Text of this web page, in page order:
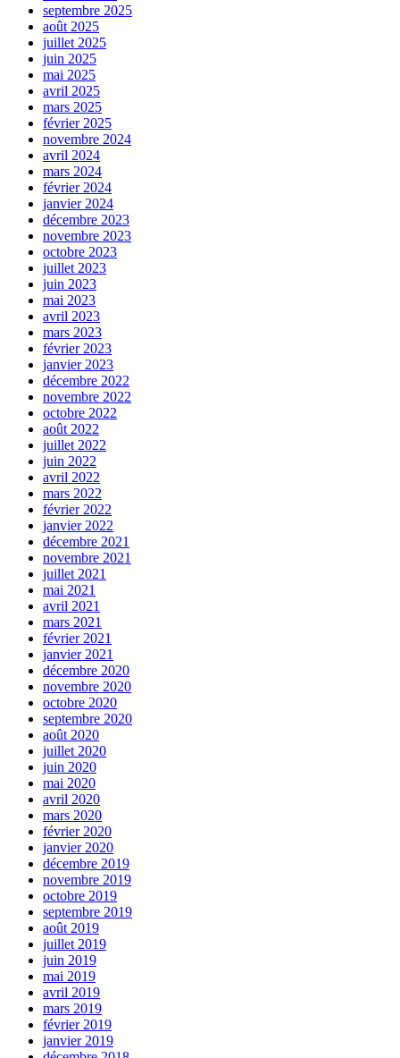
septembre 2025
août 2025
juillet 2025
juin 2025
mai 2025
avril 2025
mars 2025
février 2025
novembre 2024
avril 2024
mars 2024
février 2024
janvier 2024
décembre 2023
novembre 2023
octobre 2023
juillet 2023
juin 2023
mai 2023
avril 2023
mars 2023
février 2023
janvier 2023
décembre 2022
novembre 2022
octobre 2022
août 2022
juillet 2022
juin 2022
avril 2022
mars 2022
février 2022
janvier 2022
décembre 2021
novembre 2021
juillet 2021
mai 2021
avril 2021
mars 2021
février 2021
janvier 2021
décembre 2020
novembre 2020
octobre 2020
septembre 2020
août 2020
juillet 2020
juin 2020
mai 2020
avril 2020
mars 2020
février 2020
janvier 2020
décembre 2019
novembre 2019
octobre 2019
septembre 2019
août 2019
juillet 2019
juin 2019
mai 2019
avril 2019
mars 2019
février 2019
janvier 2019